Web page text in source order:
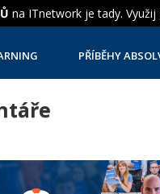
na ITnetwork je tady. Využij
PŘÍBĚHY